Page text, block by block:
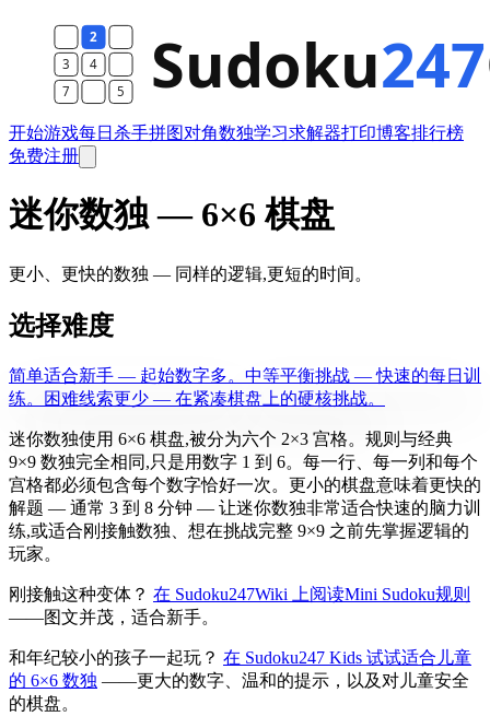
开始游戏每日 杀手拼图对角数独学习求解器打印博客排行榜
免费注册
迷你数独 — 6×6 棋盘
更小、更快的数独 — 同样的逻辑,更短的时间。
选择难度
简单适合新手 — 起始数字多。 中等平衡挑战 — 快速的每日训
练。
困难线索更少 — 在紧凑棋盘上的硬核挑战。
迷你数独使用 6×6 棋盘,被分为六个 2×3 宫格。规则与经典
9×9 数独完全相同,只是用数字 1 到 6。每一行、每一列和每个
宫格都必须包含每个数字恰好一次。更小的棋盘意味着更快的
解题 — 通常 3 到 8 分钟 — 让迷你数独非常适合快速的脑力训
练,或适合刚接触数独、想在挑战完整 9×9 之前先掌握逻辑的
玩家。
刚接触这种变体？ 在 Sudoku247Wiki 上阅读Mini Sudoku规则
——图文并茂，适合新手。
和年纪较小的孩子一起玩？ 在 Sudoku247 Kids 试试适合儿童
的 6×6 数独 ——更大的数字、温和的提示，以及对儿童安全
的棋盘。